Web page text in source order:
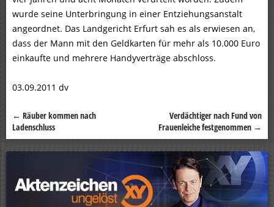
wurde seine Unterbringung in einer Entziehungsanstalt
angeordnet. Das Landgericht Erfurt sah es als erwiesen an,
dass der Mann mit den Geldkarten für mehr als 10.000 Euro
einkaufte und mehrere Handyverträge abschloss.
03.09.2011 dv
Beitragsnavigation
← Räuber kommen nach
Ladenschluss
Verdächtiger nach Fund von
Frauenleiche festgenommen →